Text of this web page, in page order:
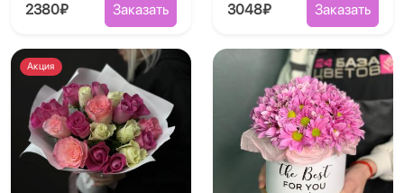
2380₽ Заказать 3048₽ Заказать
Акция